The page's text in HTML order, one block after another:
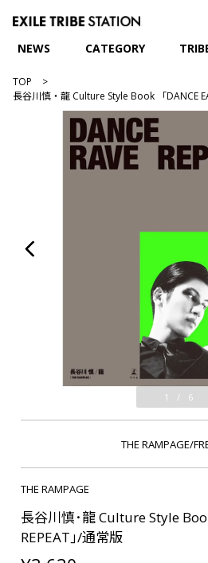
NEWS CATEGORY
TOP
長谷川慎・龍 Culture Style Book 「DANCE
1 / 6
THE RAMPAGE/
THE RAMPAGE
長谷川慎･龍 Culture Style
REPEAT｣/通常版